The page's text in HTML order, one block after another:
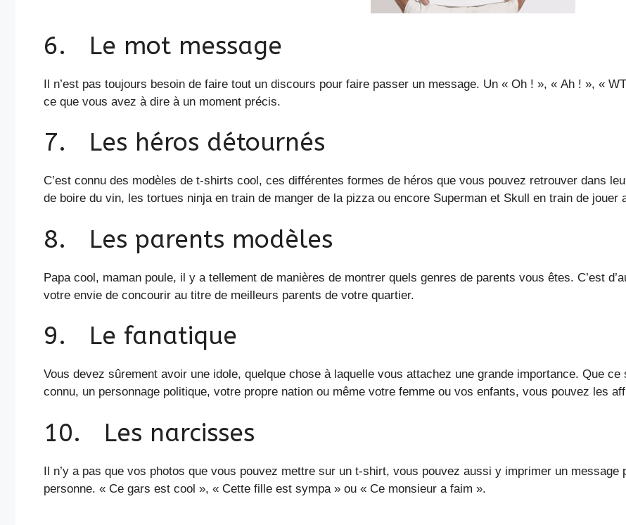
6. Le mot message
Il n’est pas toujours besoin de faire tout un discours pour faire passer un message. Un « Oh ! », « Ah ! », «
ce que vous avez à dire à un moment précis.
7. Les héros détournés
C’est connu des modèles de t-shirts cool, ces différentes formes de héros que vous pouvez retrouver dans
de boire du vin, les tortues ninja en train de manger de la pizza ou encore Superman et Skull en train de jouer
8. Les parents modèles
Papa cool, maman poule, il y a tellement de manières de montrer quels genres de parents vous êtes. C’est
votre envie de concourir au titre de meilleurs parents de votre quartier.
9. Le fanatique
Vous devez sûrement avoir une idole, quelque chose à laquelle vous attachez une grande importance. Que
connu, un personnage politique, votre propre nation ou même votre femme ou vos enfants, vous pouvez les
10. Les narcisses
Il n’y a pas que vos photos que vous pouvez mettre sur un t-shirt, vous pouvez aussi y imprimer un
personne. « Ce gars est cool », « Cette fille est sympa » ou « Ce monsieur a faim ».